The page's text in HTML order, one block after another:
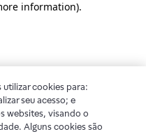
information).
cookies para:
seu acesso; e
websites, visando o
Alguns cookies são